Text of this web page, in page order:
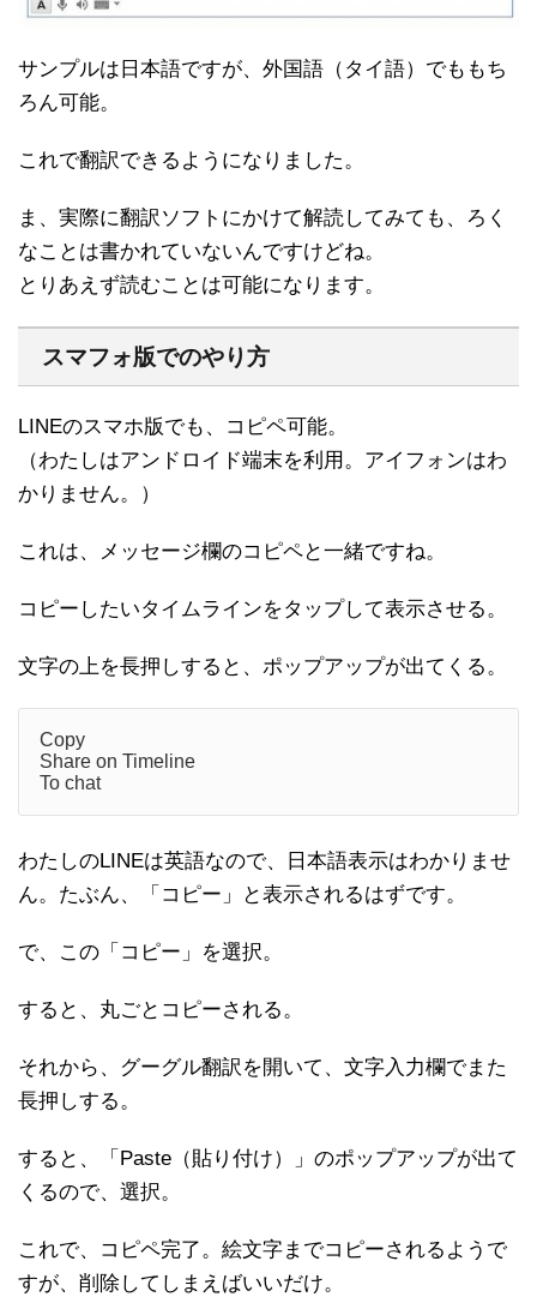
サンプルは日本語ですが、外国語（タイ語）でももち
ろん可能。
これで翻訳できるようになりました。
ま、実際に翻訳ソフトにかけて解読してみても、ろく
なことは書かれていないんですけどね。
とりあえず読むことは可能になります。
スマフォ版でのやり方
LINEのスマホ版でも、コピペ可能。
（わたしはアンドロイド端末を利用。アイフォンはわ
かりません。）
これは、メッセージ欄のコピペと一緒ですね。
コピーしたいタイムラインをタップして表示させる。
文字の上を長押しすると、ポップアップが出てくる。
Copy
Share on Timeline
To chat
わたしのLINEは英語なので、日本語表示はわかりませ
ん。たぶん、「コピー」と表示されるはずです。
で、この「コピー」を選択。
すると、丸ごとコピーされる。
それから、グーグル翻訳を開いて、文字入力欄でまた
長押しする。
すると、「Paste（貼り付け）」のポップアップが出て
くるので、選択。
これで、コピペ完了。絵文字までコピーされるようで
すが、削除してしまえばいいだけ。